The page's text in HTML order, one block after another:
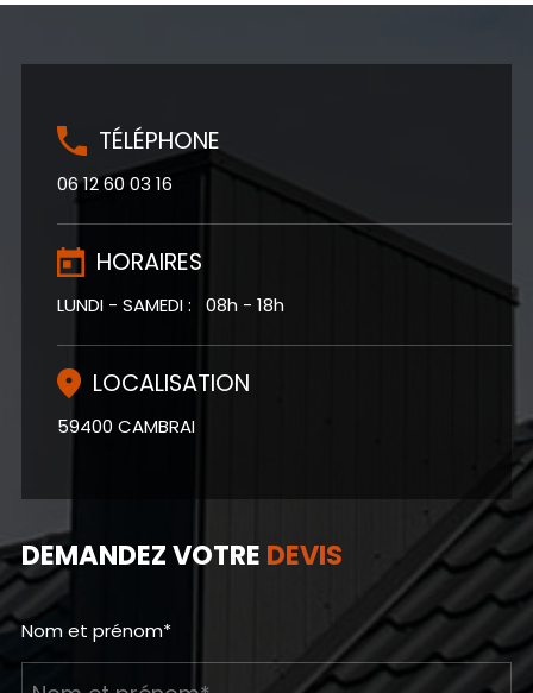
TÉLÉPHONE
06 12 60 03 16
HORAIRES
LUNDI - SAMEDI : 08h - 18h
LOCALISATION
59400 CAMBRAI
DEMANDEZ VOTRE DEVIS
Nom et prénom*